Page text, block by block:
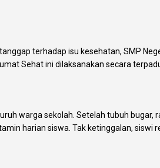
terhadap isu kesehatan, SMP
Sehat ini dilaksanakan secara
warga sekolah. Setelah tubuh
harian siswa. Tak ketinggalan,